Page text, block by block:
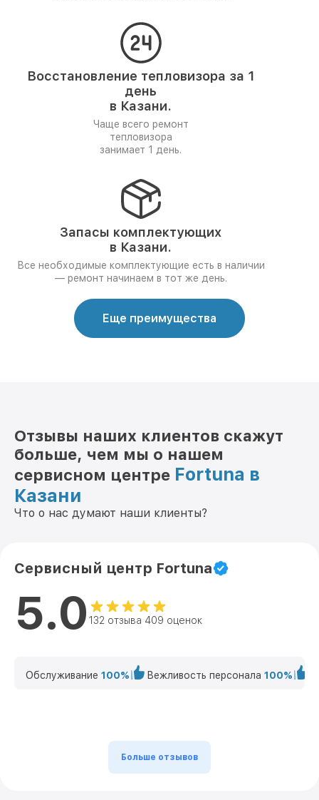
Восстановление тепловизора за 1
день
в Казани.
Чаще всего ремонт
тепловизора
занимает 1 день.
Запасы комплектующих
в Казани.
Все необходимые комплектующие есть в наличии
— ремонт начинаем в тот же день.
Еще преимущества
Отзывы наших клиентов скажут
больше, чем мы о нашем
сервисном центре Fortuna в
Казани
Что о нас думают наши клиенты?
Сервисный центр Fortuna
5.0 132 отзыва 409 оценок
Обслуживание 100% Вежливость персонала 100%
Больше отзывов